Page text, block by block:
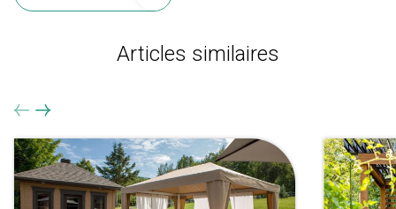
Articles similaires